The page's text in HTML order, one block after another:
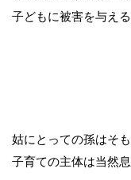
子どもに被害を与える
姑にとっての孫はそ
子育ての主体は当然